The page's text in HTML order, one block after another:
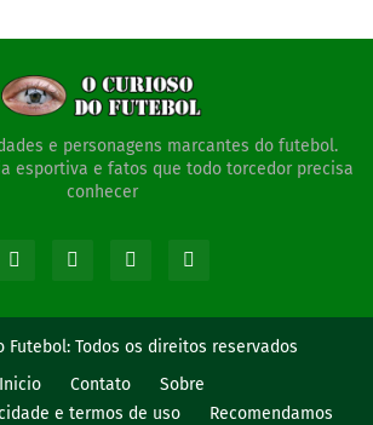
e personagens marcantes do futebol.
esportiva e fatos que todo torcedor precisa
conhecer
Futebol: Todos os direitos reservados
Inicio
Contato
Sobre
e termos de uso
Recomendamos